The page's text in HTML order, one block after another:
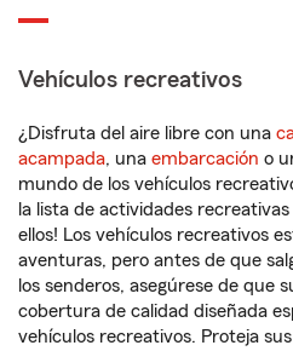
Vehículos recreativos
¿Disfruta del aire libre con una
acampada, una embarcación o
mundo de los vehículos
la lista de actividades
ellos! Los vehículos recreativos
aventuras, pero antes de que
los senderos, asegúrese de que
cobertura de calidad diseñada
vehículos recreativos. Proteja